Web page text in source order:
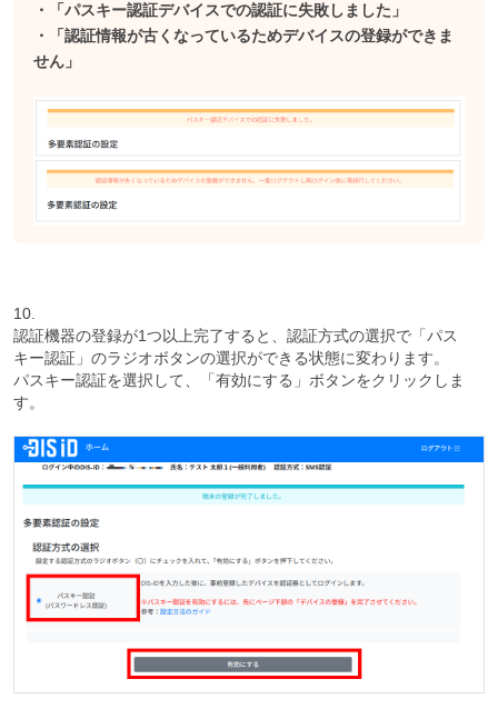
・「パスキー認証デバイスでの認証に失敗しました」
・「認証情報が古くなっているためデバイスの登録ができま
せん」
10.
認証機器の登録が1つ以上完了すると、認証方式の選択で「パス
キー認証」のラジオボタンの選択ができる状態に変わります。
パスキー認証を選択して、「有効にする」ボタンをクリックしま
す。